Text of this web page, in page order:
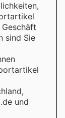
sind Sie
und